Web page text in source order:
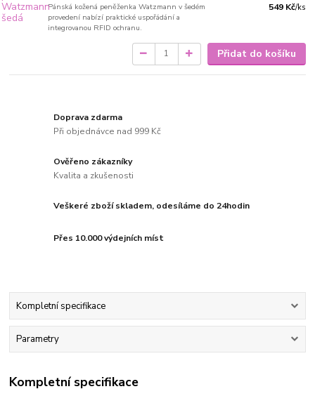
Pánská kožená peněženka Watzmann v šedém
provedení nabízí praktické uspořádání a
integrovanou RFID ochranu.
549 Kč/ks
Přidat do košíku
Doprava zdarma
Při objednávce nad 999 Kč
Ověřeno zákazníky
Kvalita a zkušenosti
Veškeré zboží skladem, odesíláme do 24hodin
Přes 10.000 výdejních míst
Kompletní specifikace
Parametry
Kompletní specifikace